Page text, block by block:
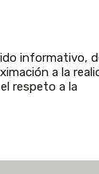
informativo,
a la
respeto a la